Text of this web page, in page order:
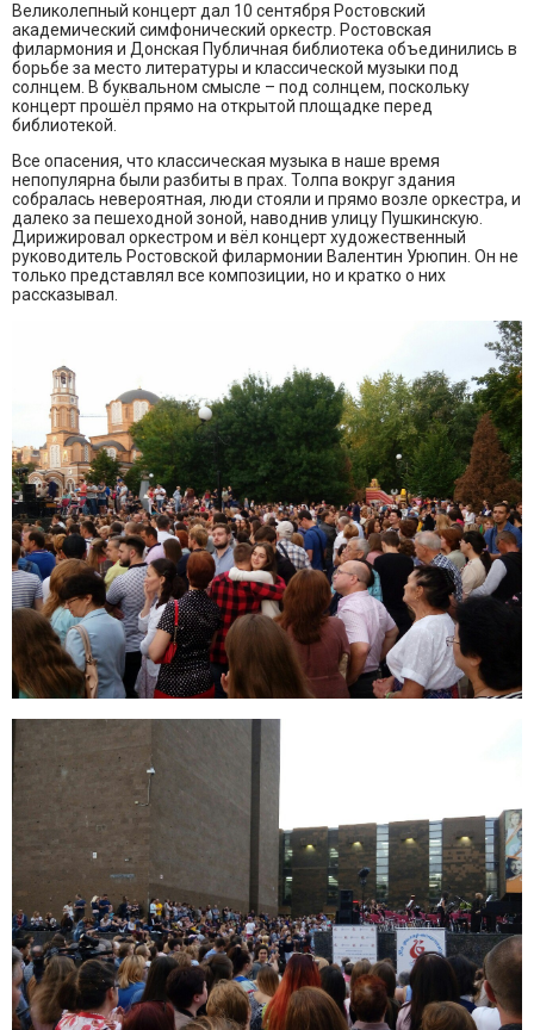
Великолепный концерт дал 10 сентября Ростовский
академический симфонический оркестр. Ростовская
филармония и Донская Публичная библиотека объединились в
борьбе за место литературы и классической музыки под
солнцем. В буквальном смысле – под солнцем, поскольку
концерт прошёл прямо на открытой площадке перед
библиотекой.
Все опасения, что классическая музыка в наше время
непопулярна были разбиты в прах. Толпа вокруг здания
собралась невероятная, люди стояли и прямо возле оркестра, и
далеко за пешеходной зоной, наводнив улицу Пушкинскую.
Дирижировал оркестром и вёл концерт художественный
руководитель Ростовской филармонии Валентин Урюпин. Он не
только представлял все композиции, но и кратко о них
рассказывал.